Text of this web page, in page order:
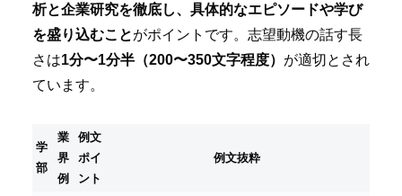
析と企業研究を徹底し、具体的なエピソードや学び
を盛り込むことがポイントです。志望動機の話す長
さは1分〜1分半（200〜350文字程度） が適切とされ
ています。
学
部
業
界
例
例文
ポイ
ント
例文抜粋